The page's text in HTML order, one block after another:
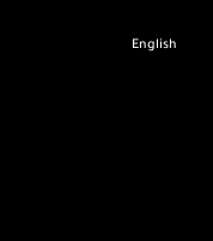
English